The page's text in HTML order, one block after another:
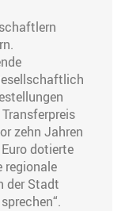
zehn Jahren
dotierte
regionale
der Stadt